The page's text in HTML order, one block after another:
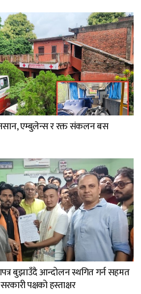
एम्बुलेन्स र रक्त संकलन बस
बुझाउँदै आन्दोलन स्थगित गर्न सहमत
पक्षको हस्ताक्षर